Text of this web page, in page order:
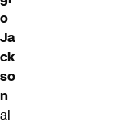
o
Ja
ck
so
n
al